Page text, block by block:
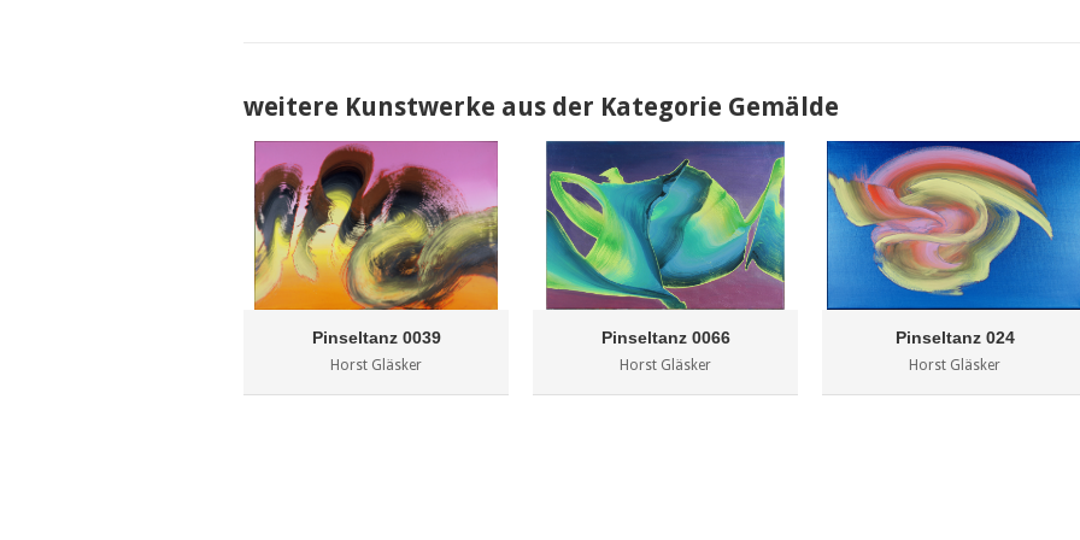
weitere Kunstwerke aus der Kategorie Gemälde
Pinseltanz 0039
Horst Gläsker
Pinseltanz 0066
Horst Gläsker
Pinseltanz 024
Horst Gläsker